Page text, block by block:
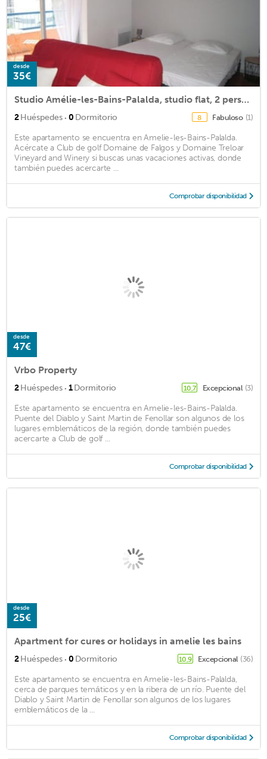
desde
35€
Studio Amélie-les-Bains-Palalda, studio flat, 2 persons
2Huéspedes · 0 Dormitorio 8 Fabuloso (1)
Este apartamento se encuentra en Amelie-les-Bains-Palalda.
Acércate a Club de golf Domaine de Falgos y Domaine Treloar
Vineyard and Winery si buscas unas vacaciones activas, donde
también puedes acercarte ...
Comprobar disponibilidad
desde
47€
Vrbo Property
2Huéspedes · 1Dormitorio 10,7 Excepcional (3)
Este apartamento se encuentra en Amelie-les-Bains-Palalda.
Puente del Diablo y Saint Martin de Fenollar son algunos de los
lugares emblemáticos de la región, donde también puedes
acercarte a Club de golf ...
Comprobar disponibilidad
desde
25€
Apartment for cures or holidays in amelie les bains
2Huéspedes · 0 Dormitorio 10,9 Excepcional (36)
Este apartamento se encuentra en Amelie-les-Bains-Palalda,
cerca de parques temáticos y en la ribera de un río. Puente del
Diablo y Saint Martin de Fenollar son algunos de los lugares
emblemáticos de la ...
Comprobar disponibilidad